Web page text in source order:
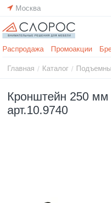
Москва
Распродажа Промоакции
Главная / Каталог /
Кронштейн 250 мм
арт.10.9740